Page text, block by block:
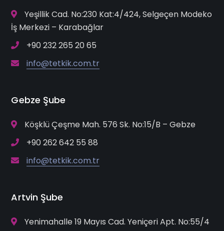
Yeşillik Cad. No:230 Kat:4/424, Selgeçen Modeko
İş Merkezi – Karabağlar
+90 232 265 20 65
info@tetkik.com.tr
Gebze Şube
Köşklü Çeşme Mah. 576 Sk. No:15/B – Gebze
+90 262 642 55 88
info@tetkik.com.tr
Artvin Şube
Yenimahalle 19 Mayıs Cad. Yeniçeri Apt. No:55/4